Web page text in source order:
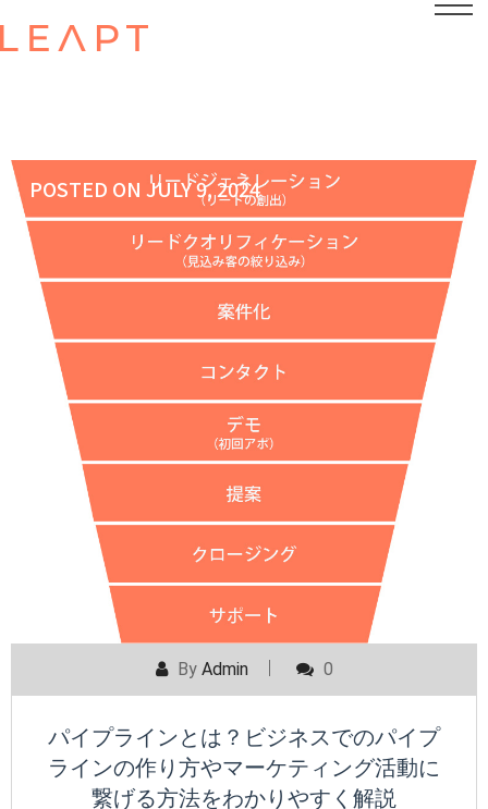
POSTED ON JULY 9, 2024
By Admin 0
パイプラインとは？ビジネスでのパイプ
ラインの作り方やマーケティング活動に
繋げる方法をわかりやすく解説